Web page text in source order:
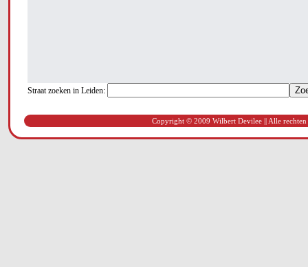
Straat zoeken in Leiden:
Copyright © 2009 Wilbert Devilee || Alle